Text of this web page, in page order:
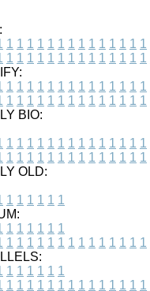
1 1 1 1 1 1 1 1 1 1 1 1 1 1
1 1 1 1 1 1 1 1 1 1 1 1 1 1
1 1 1 1 1 1 1 1 1 1 1 1 1 1
1 1 1 1 1 1 1 1 1 1 1 1 1 1
BIO:
1 1 1 1 1 1 1 1 1 1 1 1 1 1
1 1 1 1 1 1 1 1 1 1 1 1 1 1
OLD:
1 1 1 1 1 1
1 1 1 1 1 1
1 1 1 1 1 1 1 1 1 1 1 1 1 1
1 1 1 1 1 1
1 1 1 1 1 1 1 1 1 1 1 1 1 1